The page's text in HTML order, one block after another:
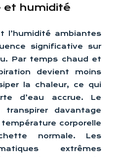
et humidité
l’humidité ambiantes
significative sur
Par temps chaud et
devient moins
la chaleur, ce qui
d’eau accrue. Le
davantage
corporelle
normale. Les
extrêmes